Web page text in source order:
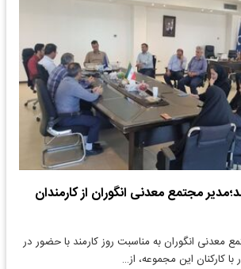
مجتمع معدنی انگوران از کارمندان
معدنی انگوران به مناسبت روز کارمند با حضور در
کارکنان این مجموعه، از…